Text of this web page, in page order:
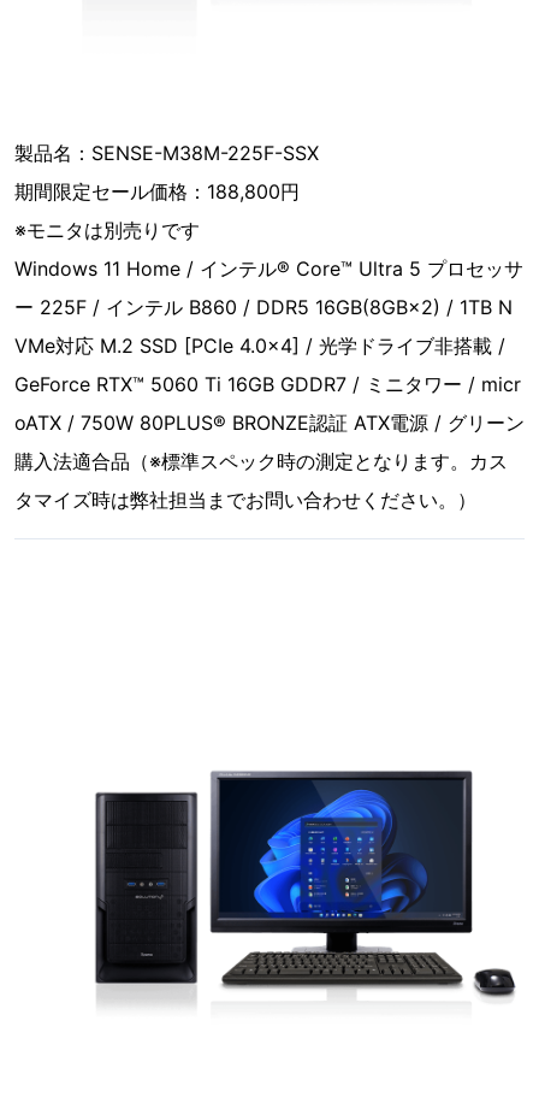
製品名：SENSE-M38M-225F-SSX
期間限定セール価格：188,800円
※モニタは別売りです
Windows 11 Home / インテル® Core™ Ultra 5 プロセッサ
ー 225F / インテル B860 / DDR5 16GB(8GB×2) / 1TB N
VMe対応 M.2 SSD [PCIe 4.0×4] / 光学ドライブ非搭載 /
GeForce RTX™ 5060 Ti 16GB GDDR7 / ミニタワー / micr
oATX / 750W 80PLUS® BRONZE認証 ATX電源 / グリーン
購入法適合品（※標準スペック時の測定となります。カス
タマイズ時は弊社担当までお問い合わせください。）